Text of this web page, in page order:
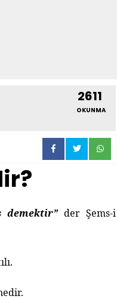
2611
OKUNMA
demektir”der Şems-i